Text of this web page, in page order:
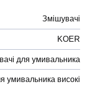
Змішувачі
KOER
для умивальника
умивальника високі